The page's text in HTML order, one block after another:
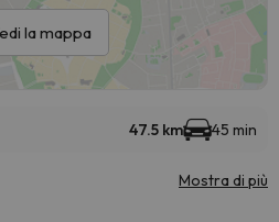
la mappa
47.5 km 45 min
Mostra di più